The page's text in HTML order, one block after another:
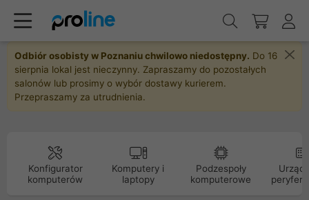
Odbiór osobisty w Poznaniu chwilowo niedostępny. Do 16
sierpnia lokal jest nieczynny. Zapraszamy do pozostałych
salonów lub prosimy o wybór dostawy kurierem.
Przepraszamy za utrudnienia.
Konfigurator
komputerów
Komputery i
laptopy
Podzespoły
komputerowe